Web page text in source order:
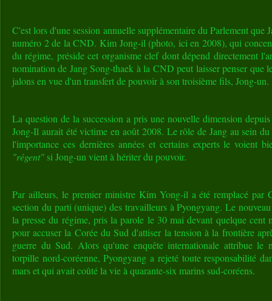
C'est lors d'une session annuelle supplémentaire du Parlement que
numéro 2 de la CND. Kim Jong-il (photo, ici en 2008), qui
du régime, préside cet organisme clef dont dépend directement
nomination de Jang Song-thaek à la CND peut laisser penser que
jalons en vue d'un transfert de pouvoir à son troisième fils, Jong-un.
La question de la succession a pris une nouvelle dimension
Jong-Il aurait été victime en août 2008. Le rôle de Jang au sein
l'importance ces dernières années et certains experts le voient
"régent" si Jong-un vient à hériter du pouvoir.
Par ailleurs, le premier ministre Kim Yong-il a été remplacé par
section du parti (unique) des travailleurs à Pyongyang. Le
la presse du régime, pris la parole le 30 mai devant quelque cent
pour accuser la Corée du Sud d'attiser la tension à la frontière
guerre du Sud. Alors qu'une enquête internationale attribue le
torpille nord-coréenne, Pyongyang a rejeté toute responsabilité
mars et qui avait coûté la vie à quarante-six marins sud-coréens.